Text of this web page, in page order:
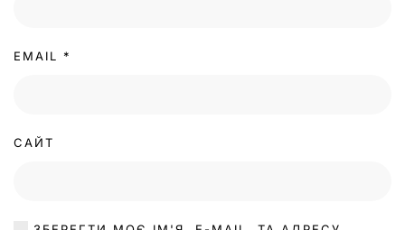
EMAIL *
САЙТ